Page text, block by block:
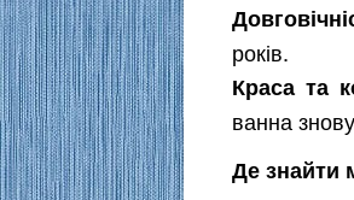
років.
Краса та
ванна
Де знайти